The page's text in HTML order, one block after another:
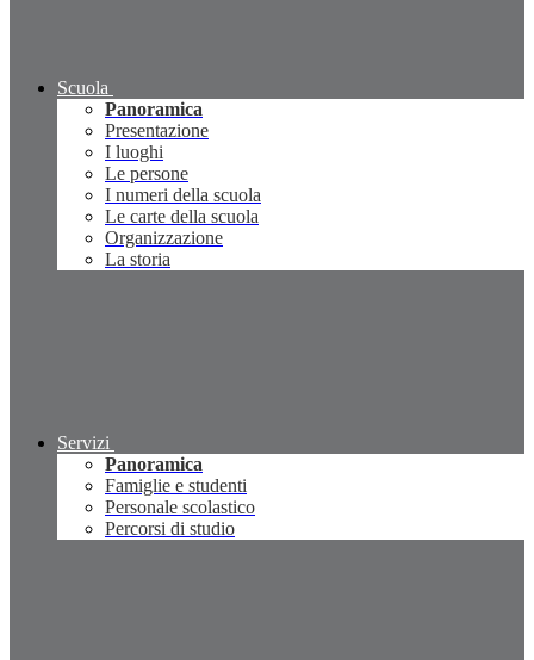
Scuola
Panoramica
Presentazione
I luoghi
Le persone
I numeri della scuola
Le carte della scuola
Organizzazione
La storia
Servizi
Panoramica
Famiglie e studenti
Personale scolastico
Percorsi di studio